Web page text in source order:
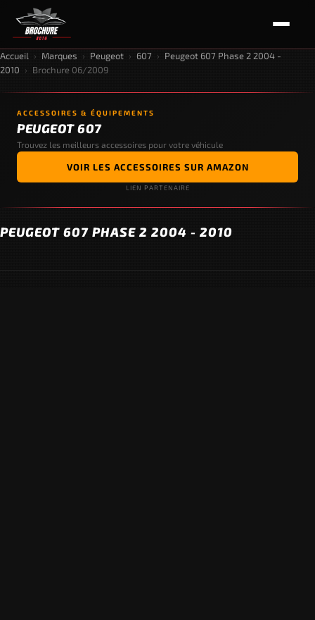
Accueil › Marques › Peugeot › 607 › Peugeot 607 Phase 2 2004 -
2010 › Brochure 06/2009
ACCESSOIRES & ÉQUIPEMENTS
PEUGEOT 607
Trouvez les meilleurs accessoires pour votre véhicule
VOIR LES ACCESSOIRES SUR AMAZON
LIEN PARTENAIRE
PEUGEOT 607 PHASE 2 2004 - 2010